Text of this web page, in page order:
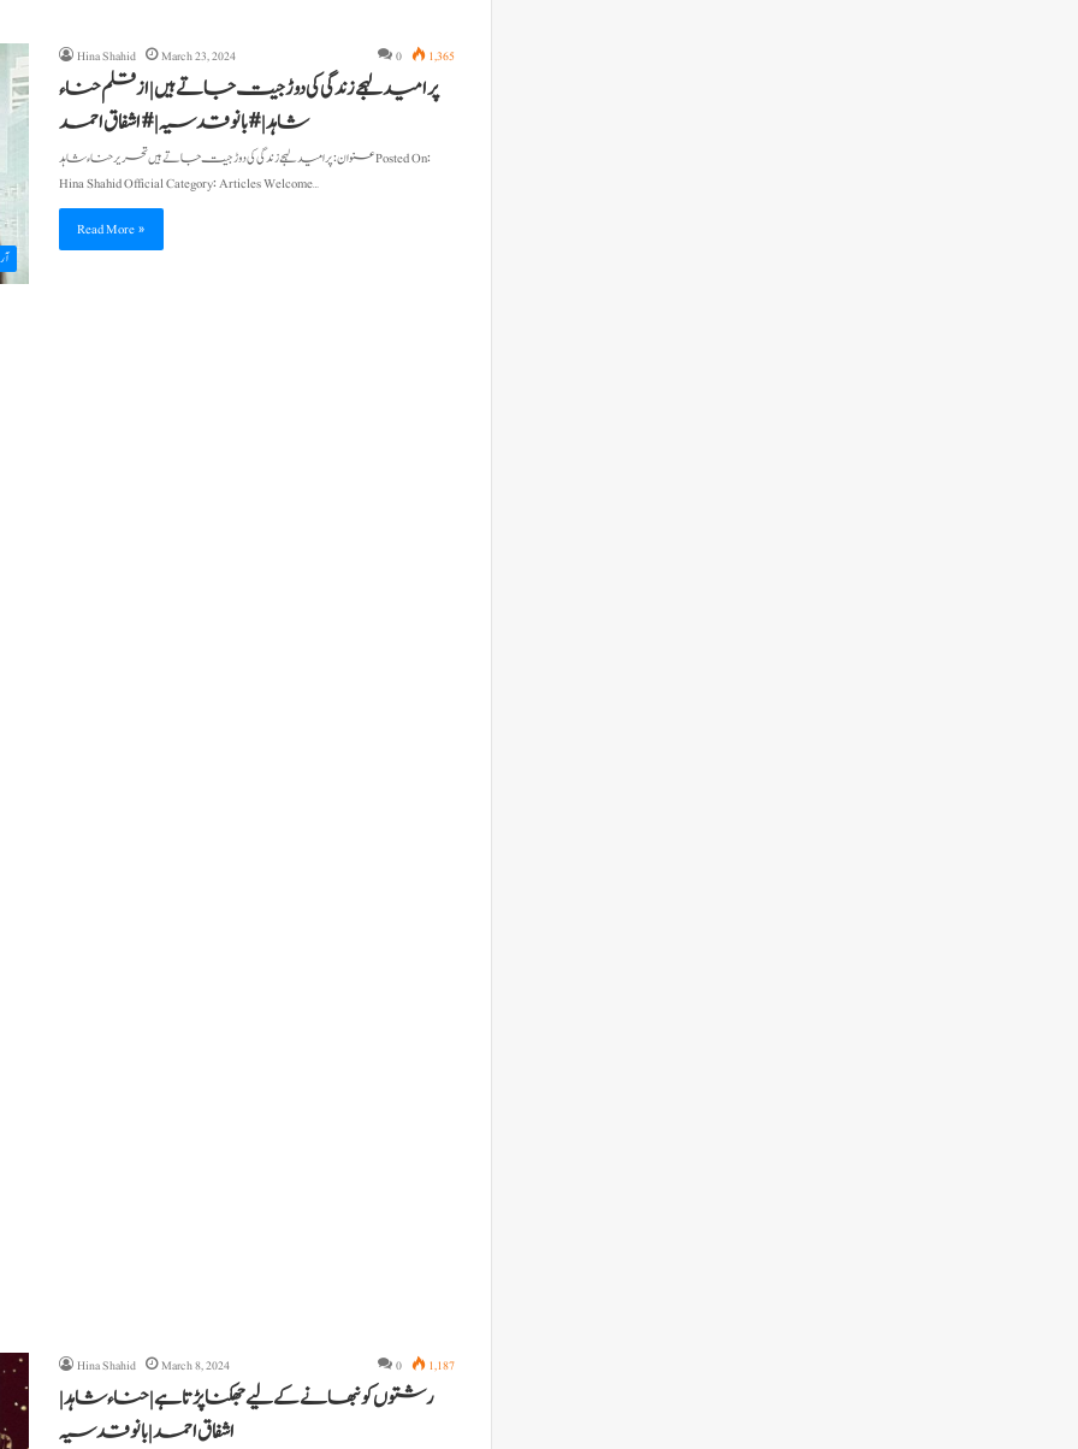
Hina Shahid March 23, 2024 0 1,365
پر امید لہجے زندگی کی دوڑ جیت جاتے ہیں | از قلم حناء
شاہد |#بانوقدسیہ | #اشفاق احمد
عنوان: پرامید لہجے زندگی کی دوڑ جیت جاتے ہیں تحریر حناء شاہد Posted On:
Hina Shahid Official Category: Articles Welcome…
Read More »
Hina Shahid March 8, 2024 0 1,187
رشتوں کو نبھانے کے لیے جھکنا پڑتا ہے | حناء شاہد |
اشفاق احمد | بانو قدسیہ